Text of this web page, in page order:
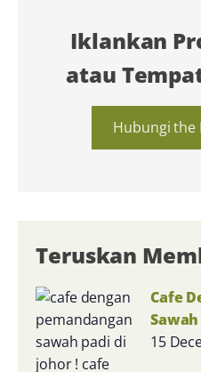
Teruskan
Cafe
15
Iklankan
atau
Hubungi the